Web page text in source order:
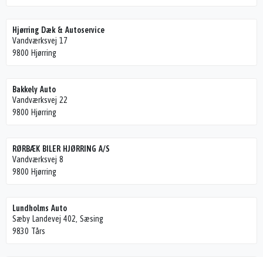
Hjørring Dæk & Autoservice
Vandværksvej 17
9800 Hjørring
Bakkely Auto
Vandværksvej 22
9800 Hjørring
RØRBÆK BILER HJØRRING A/S
Vandværksvej 8
9800 Hjørring
Lundholms Auto
Sæby Landevej 402, Sæsing
9830 Tårs